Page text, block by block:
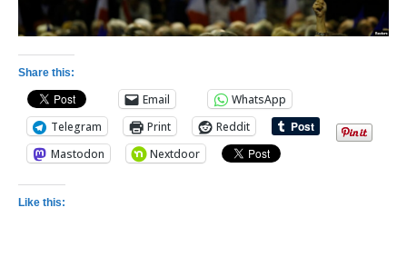
Share this:
Email
WhatsApp
Telegram
Print
Reddit
Mastodon
Nextdoor
Like this: